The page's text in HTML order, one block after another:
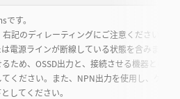
す。
記のディレーティングにご注意ください。
電源ラインが断線している状態を含みます。
ため、OSSD出力と、接続させる機器との配
ください。また、NPN出力を使用し、ケー
してください。